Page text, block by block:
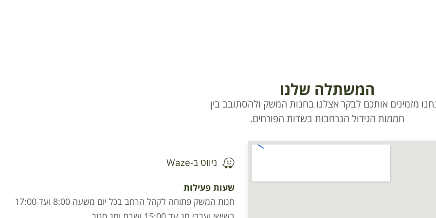
המשתלה שלנו
מזמינים אותכם לבקר אצלנו בחנות המשק ולהסתובב בין
חממות הגידול הנרחבות בשדות הפורחים.
ניווט ב-Waze
שעות פעילות
חנות המשק פתוחה לקהל הרחב בכל יום משעה 8:00 ועד 17:00